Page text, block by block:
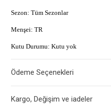
Sezon: Tüm Sezonlar
Menşei: TR
Kutu Durumu: Kutu yok
Ödeme Seçenekleri
Kargo, Değişim ve iadeler